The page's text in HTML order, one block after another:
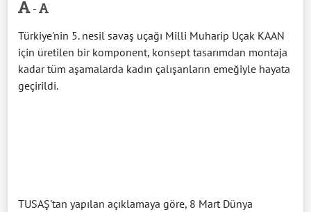
-
Türkiye'nin 5. nesil savaş uçağı Milli Muharip Uçak KAAN
için üretilen bir komponent, konsept tasarımdan montaja
kadar tüm aşamalarda kadın çalışanların emeğiyle hayata
geçirildi.
TUSAŞ'tan yapılan açıklamaya göre, 8 Mart Dünya